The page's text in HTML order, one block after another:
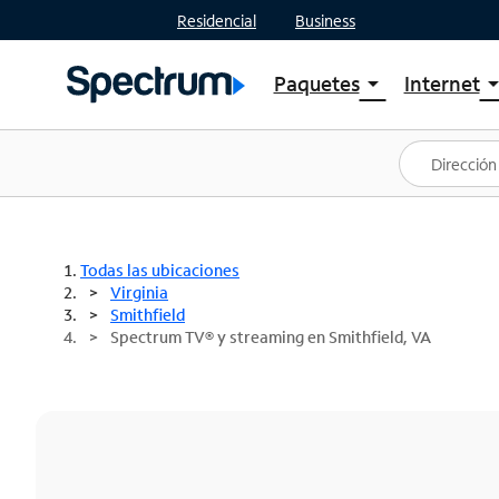
Residencial Business
Paquetesarrow_drop_down
Ver paquetes
Spectrum One
Mejores ofertas
Internetarrow_drop_down
Planes
Todas las ubicaciones
Virginia
Smithfield
Spectrum TV® y streaming en Smithfield, VA